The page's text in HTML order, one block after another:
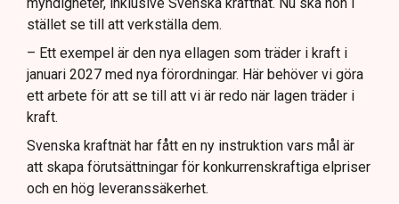
stället se till att verkställa dem.
– Ett exempel är den nya ellagen som träder i kraft i
januari 2027 med nya förordningar. Här behöver vi göra
ett arbete för att se till att vi är redo när lagen träder i
kraft.
Svenska kraftnät har fått en ny instruktion vars mål är
att skapa förutsättningar för konkurrenskraftiga elpriser
och en hög leveranssäkerhet.